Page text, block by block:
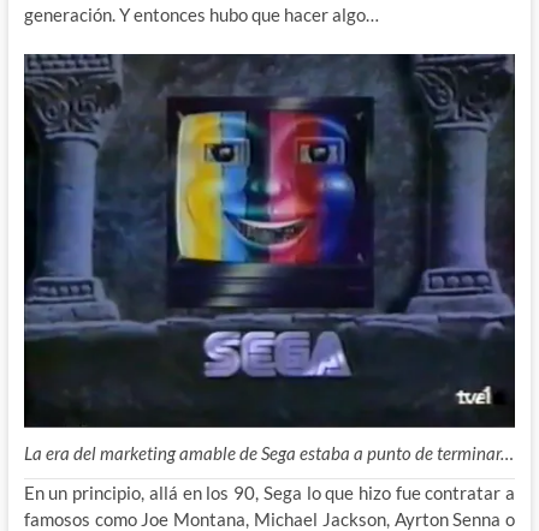
generación. Y entonces hubo que hacer algo…
La era del marketing amable de Sega estaba a punto de terminar…
En un principio, allá en los 90, Sega lo que hizo fue contratar a
famosos como Joe Montana, Michael Jackson, Ayrton Senna o